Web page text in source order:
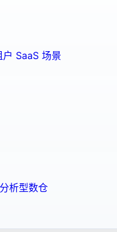
SaaS 场景
析型数仓